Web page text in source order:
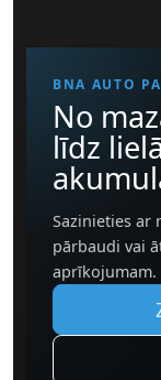
BNA AUTO
No
līdz
Sazinieties ar
pārbaudi vai
aprīkojumam.